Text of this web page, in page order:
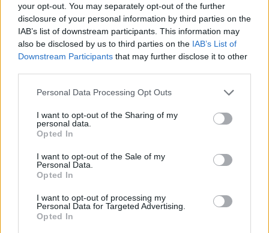
your opt-out. You may separately opt-out of the further
disclosure of your personal information by third parties on the
IAB’s list of downstream participants. This information may
also be disclosed by us to third parties on the IAB’s List of
Downstream Participants that may further disclose it to other
Personal Data Processing Opt Outs
I want to opt-out of the Sharing of my
personal data.
Opted In
I want to opt-out of the Sale of my
Personal Data.
Opted In
I want to opt-out of processing my
Personal Data for Targeted Advertising.
Opted In
Szerzői jogok
Adatvédelmi tájékoztató
Cookie-kezelési tájékoztató
Hozzászólási szabályzat
Nyomtatott lapjaink archívuma
Székely Hírmondó archívuma
Sütibeállítások
Médiatér